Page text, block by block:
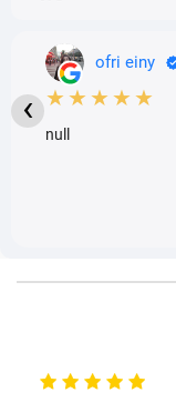
ofri einy
★★★★★
null
‹